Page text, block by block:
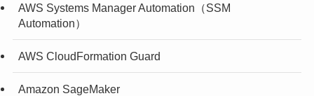
AWS Systems Manager Automation（SSM
Automation）
AWS CloudFormation Guard
Amazon SageMaker